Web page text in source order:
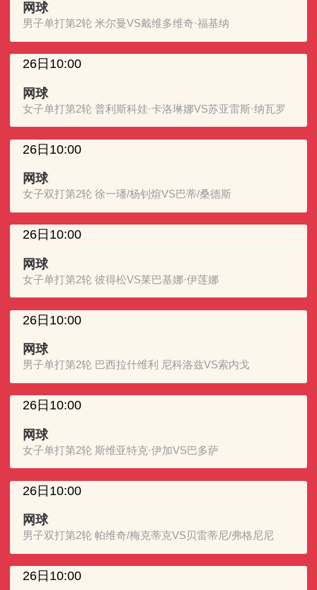
网球
男子单打第2轮 米尔曼VS戴维多维奇·福基纳
26日10:00
网球
女子单打第2轮 普利斯科娃·卡洛琳娜VS苏亚雷斯·纳瓦罗
26日10:00
网球
女子双打第2轮 徐一璠/杨钊煊VS巴蒂/桑德斯
26日10:00
网球
女子单打第2轮 彼得松VS莱巴基娜·伊莲娜
26日10:00
网球
男子单打第2轮 巴西拉什维利 尼科洛兹VS索内戈
26日10:00
网球
女子单打第2轮 斯维亚特克·伊加VS巴多萨
26日10:00
网球
男子双打第2轮 帕维奇/梅克蒂克VS贝雷蒂尼/弗格尼尼
26日10:00